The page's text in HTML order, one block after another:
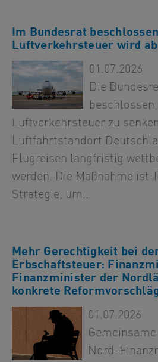
Im Bundesrat
Luftverkehrsteuer wird
01.07.2026
Die
Luftverkehrsteuer zu
Luftfahrtstandort
Flugreisen langfristig
werden. Die Maßnahme ist
Strategie, um...
Mehr Gerechtigkeit bei
Erbschaftsteuer:
Finanzminister der
konkrete
01.07.2026
Nord-